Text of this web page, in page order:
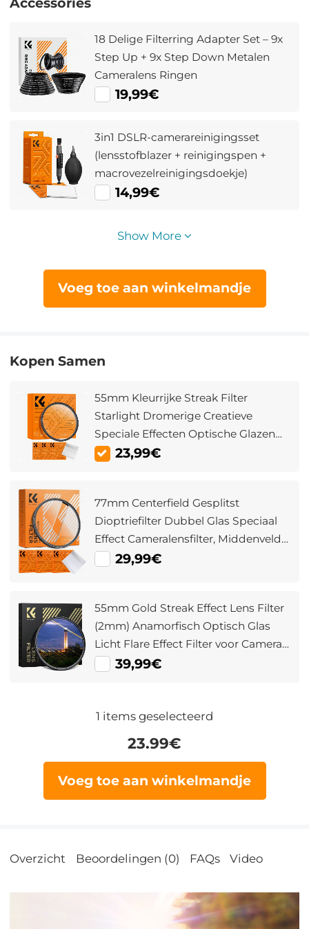
18 Delige Filterring Adapter Set – 9x
Step Up + 9x Step Down Metalen
Cameralens Ringen
19,99€
3in1 DSLR-camerareinigingsset
(lensstofblazer + reinigingspen +
macrovezelreinigingsdoekje)
14,99€
Show More
Voeg toe aan winkelmandje
Kopen Samen
55mm Kleurrijke Streak Filter
Starlight Dromerige Creatieve
Speciale Effecten Optische Glazen
Lens Filters Nano-B Serie
23,99€
77mm Centerfield Gesplitst
Dioptriefilter Dubbel Glas Speciaal
Effect Cameralensfilter, Middenveld
Gesplitst Dioptrie Bokeh
29,99€
55mm Gold Streak Effect Lens Filter
(2mm) Anamorfisch Optisch Glas
Licht Flare Effect Filter voor Camera
Lens Nano-Xcel Serie
39,99€
1 items geselecteerd
23.99€
Voeg toe aan winkelmandje
Overzicht Beoordelingen (0) FAQs Video